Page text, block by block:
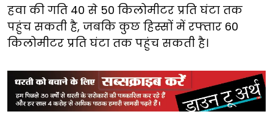
हवा की गति 40 से 50 किलोमीटर प्रति घंटा तक
पहुंच सकती है, जबकि कुछ हिस्सों में रफ्तार 60
किलोमीटर प्रति घंटा तक पहुंच सकती है।